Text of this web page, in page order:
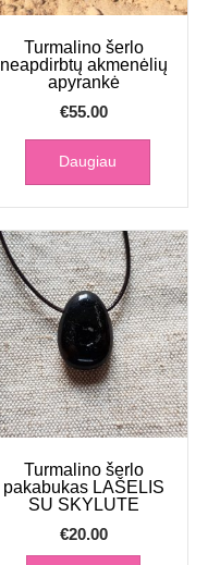
Turmalino šerlo
neapdirbtų akmenėlių
apyrankė
€55.00
Daugiau
Turmalino šerlo
pakabukas LAŠELIS
SU SKYLUTE
€20.00